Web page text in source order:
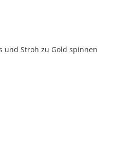
und Stroh zu Gold spinnen